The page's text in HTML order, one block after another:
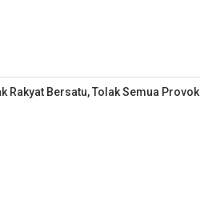
Rakyat Bersatu, Tolak Semua